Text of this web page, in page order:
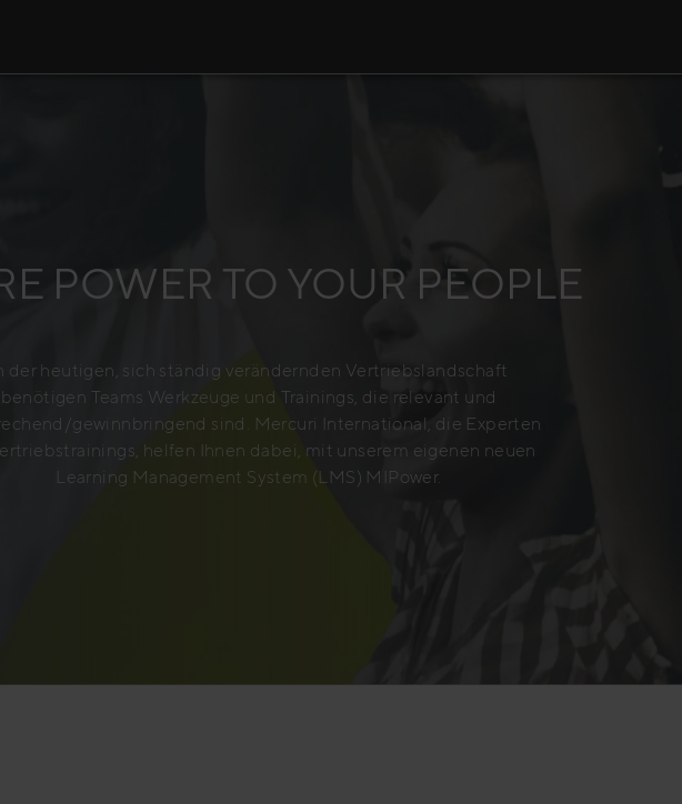
POWER TO YOUR PEOPLE
der heutigen, sich ständig verändernden Vertriebslandschaft
benötigen Teams Werkzeuge und Trainings, die relevant und
gewinnbringend sind. Mercuri International, die Experten
helfen Ihnen dabei, mit unserem eigenen neuen
Learning Management System (LMS) MIPower.